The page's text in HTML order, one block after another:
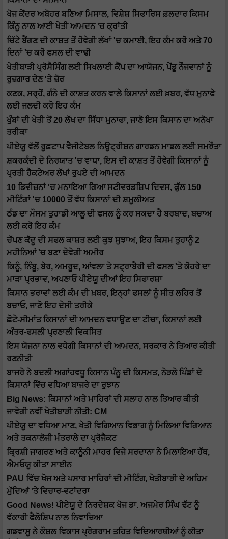
ਖੋਜ ਕੇਂਦਰ ਅਬੋਹਰ ਬਣਿਆ ਮਿਸਾਲ, ਵਿਸ਼ੇਸ਼ ਸਿਫਾਰਿਸ ਫ਼ਲਦਾਰ ਕਿਸਮ
ਕਿੰਨੂ ਨਾਲ ਆਈ ਖੇਤੀ ਆਮਦਨ 'ਚ ਕ੍ਰਾਂਤੀ
ਚਿੱਟੇ ਬੈਂਗਣ ਦੀ ਕਾਸ਼ਤ ਤੋਂ ਹੋਵੇਗੀ ਲੱਖਾਂ 'ਚ ਕਮਾਈ, ਇਹ ਕੰਮ ਕਰੋ ਅਤੇ 70
ਦਿਨਾਂ 'ਚ ਕਰੋ ਫਸਲ ਦੀ ਵਾਢੀ
ਖੇਤੀਬਾੜੀ ਪ੍ਰੋਸੈਸਿੰਗ ਲਈ ਸਿਖਲਾਈ ਕੈਂਪ ਦਾ ਆਯੋਜਨ, ਪੇਂਡੂ ਨੌਜਵਾਨਾਂ ਨੂੰ
ਰੁਜ਼ਗਾਰ ਦੇਣ 'ਤੇ ਜ਼ੋਰ
ਕਣਕ, ਸਰ੍ਹੋਂ, ਗੰਨੇ ਦੀ ਕਾਸ਼ਤ ਕਰਨ ਵਾਲੇ ਕਿਸਾਨਾਂ ਲਈ ਖ਼ਬਰ, ਵੱਧ ਮੁਨਾਫੇ
ਲਈ ਜਲਦੀ ਕਰੋ ਇਹ ਕੰਮ
ਖੁੰਬਾਂ ਦੀ ਖੇਤੀ ਤੋਂ 20 ਲੱਖ ਦਾ ਸਿੱਧਾ ਮੁਨਾਫਾ, ਜਾਣੋ ਇਸ ਕਿਸਾਨ ਦਾ ਅਨੋਖਾ
ਤਰੀਕਾ
ਪੀਏਯੂ ਵੱਲੋਂ ਰੂਫ਼ਟਾਪ ਵੈਜੀਟੇਬਲ ਨਿਊਟ੍ਰੀਸ਼ਨ ਗਾਰਡਨ ਮਾਡਲ ਲਈ ਸਮਝੌਤਾ
ਸ਼ਕਰਕੰਦੀ ਦੇ ਨਿਰਯਾਤ 'ਚ ਵਾਧਾ, ਇਸ ਦੀ ਕਾਸ਼ਤ ਤੋਂ ਹੋਵੇਗੀ ਕਿਸਾਨਾਂ ਨੂੰ
ਪ੍ਰਤੀ ਹੈਕਟੇਅਰ ਲੱਖਾਂ ਰੁਪਏ ਦੀ ਆਮਦਨ
10 ਡਿਵੀਜ਼ਨਾਂ 'ਚ ਮਨਾਇਆ ਗਿਆ ਸਟੀਵਰਡਸ਼ਿਪ ਦਿਵਸ, ਕੁੱਲ 150
ਮੀਟਿੰਗਾਂ 'ਚ 10000 ਤੋਂ ਵੱਧ ਕਿਸਾਨਾਂ ਦੀ ਸ਼ਮੂਲੀਅਤ
ਠੰਡ ਦਾ ਮੌਸਮ ਤੁਹਾਡੀ ਆਲੂ ਦੀ ਫਸਲ ਨੂੰ ਕਰ ਸਕਦਾ ਹੈ ਬਰਬਾਦ, ਬਚਾਅ
ਲਈ ਕਰੋ ਇਹ ਕੰਮ
ਚੱਪਣ ਕੱਦੂ ਦੀ ਸਫਲ ਕਾਸ਼ਤ ਲਈ ਕੁਝ ਸੁਝਾਅ, ਇਹ ਕਿਸਮ ਤੁਹਾਨੂੰ 2
ਮਹੀਨਿਆਂ 'ਚ ਬਣਾ ਦੇਵੇਗੀ ਅਮੀਰ
ਕਿਨੂੰ, ਨਿੰਬੂ, ਬੇਰ, ਅਮਰੂਦ, ਆਂਵਲਾ ਤੇ ਸਟ੍ਰਾਬੈਰੀ ਦੀ ਫਸਲ 'ਤੇ ਕੋਹਰੇ ਦਾ
ਮਾੜਾ ਪ੍ਰਭਾਵ, ਅਪਣਾਓ ਪੀਏਯੂ ਦੀਆਂ ਇਹ ਸਿਫਾਰਸ਼ਾ
ਕਿਸਾਨ ਭਰਾਵਾਂ ਲਈ ਕੰਮ ਦੀ ਖ਼ਬਰ, ਇਨ੍ਹਾਂ ਫਸਲਾਂ ਨੂੰ ਸੀਤ ਲਹਿਰ ਤੋਂ
ਬਚਾਓ, ਜਾਣੋ ਇਹ ਦੇਸੀ ਤਰੀਕੇ
ਛੋਟੇ-ਸੀਮਾਂਤ ਕਿਸਾਨਾਂ ਦੀ ਆਮਦਨ ਵਧਾਉਣ ਦਾ ਟੀਚਾ, ਕਿਸਾਨਾਂ ਲਈ
ਅੰਤਰ-ਫਸਲੀ ਪ੍ਰਣਾਲੀ ਵਿਕਸਿਤ
ਇਸ ਯੋਜਨਾ ਨਾਲ ਵਧੇਗੀ ਕਿਸਾਨਾਂ ਦੀ ਆਮਦਨ, ਸਰਕਾਰ ਨੇ ਤਿਆਰ ਕੀਤੀ
ਰਣਨੀਤੀ
ਬਾਜਰੇ ਨੇ ਬਦਲੀ ਅਗਾਂਹਵਧੂ ਕਿਸਾਨ ਪੰਨੂ ਦੀ ਕਿਸਮਤ, ਨੇੜਲੇ ਪਿੰਡਾਂ ਦੇ
ਕਿਸਾਨਾਂ ਵਿੱਚ ਵਧਿਆ ਬਾਜਰੇ ਦਾ ਰੁਝਾਨ
Big News: ਕਿਸਾਨਾਂ ਅਤੇ ਮਾਹਿਰਾਂ ਦੀ ਸਲਾਹ ਨਾਲ ਤਿਆਰ ਕੀਤੀ
ਜਾਵੇਗੀ ਨਵੀਂ ਖੇਤੀਬਾੜੀ ਨੀਤੀ: CM
ਪੀਏਯੂ ਦਾ ਵਧਿਆ ਮਾਣ, ਖੇਤੀ ਵਿਗਿਆਨ ਵਿਭਾਗ ਨੂੰ ਮਿਲਿਆ ਵਿਗਿਆਨ
ਅਤੇ ਤਕਨਾਲੋਜੀ ਮੰਤਰਾਲੇ ਦਾ ਪ੍ਰੋਜੈਕਟ
ਕ੍ਰਿਸ਼ੀ ਜਾਗਰਣ ਅਤੇ ਕਾਨੂੰਨੀ ਮਾਹਰ ਵਿਜੇ ਸਰਦਾਨਾ ਨੇ ਮਿਲਾਇਆ ਹੱਥ,
ਐਮਓਯੂ ਕੀਤਾ ਸਾਈਨ
PAU ਵਿੱਚ ਖੋਜ ਅਤੇ ਪਸਾਰ ਮਾਹਿਰਾਂ ਦੀ ਮੀਟਿੰਗ, ਖੇਤੀਬਾੜੀ ਦੇ ਅਹਿਮ
ਮੁੱਦਿਆਂ 'ਤੇ ਵਿਚਾਰ-ਵਟਾਂਦਰਾ
Good News! ਪੀਏਯੂ ਦੇ ਨਿਰਦੇਸ਼ਕ ਖੋਜ ਡਾ. ਅਜਮੇਰ ਸਿੰਘ ਢੱਟ ਨੂੰ
ਵੱਕਾਰੀ ਫੈਲੋਸ਼ਿਪ ਨਾਲ ਨਿਵਾਜ਼ਿਆ
ਗਡਵਾਸੂ ਨੇ ਕੌਸ਼ਲ ਵਿਕਾਸ ਪ੍ਰੋਗਰਾਮ ਤਹਿਤ ਵਿਦਿਆਰਥੀਆਂ ਨੂੰ ਕੀਤਾ